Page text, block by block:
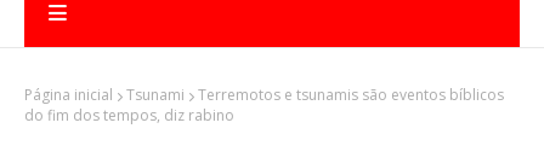
Página inicial Tsunami
Terremotos e tsunamis são eventos bíblicos
do fim dos tempos, diz rabino